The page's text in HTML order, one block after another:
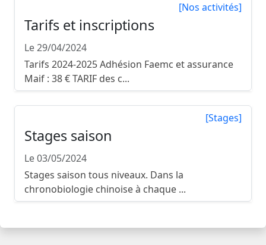
[Nos activités]
Tarifs et inscriptions
Le 29/04/2024
Tarifs 2024-2025 Adhésion Faemc et assurance
Maif : 38 € TARIF des c...
[Stages]
Stages saison
Le 03/05/2024
Stages saison tous niveaux. Dans la
chronobiologie chinoise à chaque ...